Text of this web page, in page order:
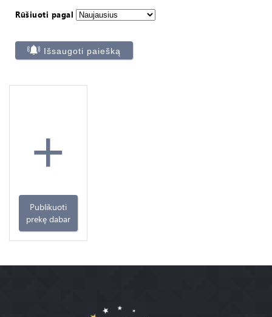
Rūšiuoti pagal
Išsaugoti paiešką
+
Publikuoti
prekę dabar